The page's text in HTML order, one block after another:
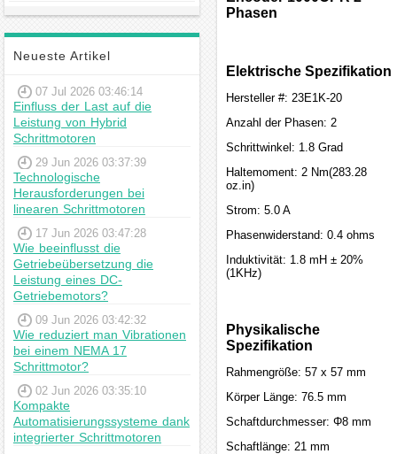
Neueste Artikel
07 Jul 2026 03:46:14
Einfluss der Last auf die
Leistung von Hybrid
Schrittmotoren
29 Jun 2026 03:37:39
Technologische
Herausforderungen bei
linearen Schrittmotoren
17 Jun 2026 03:47:28
Wie beeinflusst die
Getriebeübersetzung die
Leistung eines DC-
Getriebemotors?
09 Jun 2026 03:42:32
Wie reduziert man Vibrationen
bei einem NEMA 17
Schrittmotor?
02 Jun 2026 03:35:10
Kompakte
Automatisierungssysteme dank
integrierter Schrittmotoren
Phasen
Elektrische Spezifikation
Hersteller #: 23E1K-20
Anzahl der Phasen: 2
Schrittwinkel: 1.8 Grad
Haltemoment: 2 Nm(283.28
oz.in)
Strom: 5.0 A
Phasenwiderstand: 0.4 ohms
Induktivität: 1.8 mH ± 20%
(1KHz)
Physikalische
Spezifikation
Rahmengröße: 57 x 57 mm
Körper Länge: 76.5 mm
Schaftdurchmesser: Φ8 mm
Schaftlänge: 21 mm